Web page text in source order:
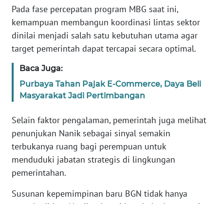
Pada fase percepatan program MBG saat ini,
kemampuan membangun koordinasi lintas sektor
dinilai menjadi salah satu kebutuhan utama agar
target pemerintah dapat tercapai secara optimal.
Baca Juga:
Purbaya Tahan Pajak E-Commerce, Daya Beli
Masyarakat Jadi Pertimbangan
Selain faktor pengalaman, pemerintah juga melihat
penunjukan Nanik sebagai sinyal semakin
terbukanya ruang bagi perempuan untuk
menduduki jabatan strategis di lingkungan
pemerintahan.
Susunan kepemimpinan baru BGN tidak hanya
WN
JABAR
WN
BANTEN
NTT
KEPRI
WN
PAPUA
PAPUA